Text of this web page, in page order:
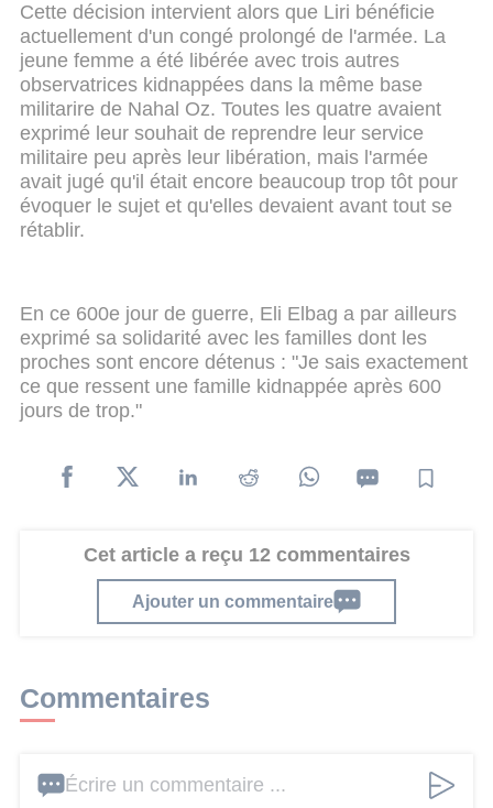
Cette décision intervient alors que Liri bénéficie
actuellement d'un congé prolongé de l'armée. La
jeune femme a été libérée avec trois autres
observatrices kidnappées dans la même base
militarire de Nahal Oz. Toutes les quatre avaient
exprimé leur souhait de reprendre leur service
militaire peu après leur libération, mais l'armée
avait jugé qu'il était encore beaucoup trop tôt pour
évoquer le sujet et qu'elles devaient avant tout se
rétablir.
En ce 600e jour de guerre, Eli Elbag a par ailleurs
exprimé sa solidarité avec les familles dont les
proches sont encore détenus : "Je sais exactement
ce que ressent une famille kidnappée après 600
jours de trop."
Cet article a reçu 12 commentaires
Ajouter un commentaire
Commentaires
Écrire un commentaire ...